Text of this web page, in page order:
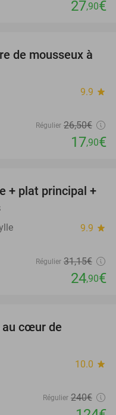
27,90€
32%
de mousseux à
9.9 star
Régulier 26,50€
17,90€
20%
+ plat principal +
9.9 star
Régulier 31,15€
24,90€
au cœur de
10.0 star
Régulier 240€